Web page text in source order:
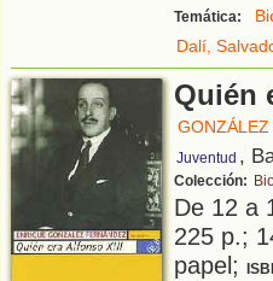
Temática:
Dalí,
Quién
Juventud ,
Colección:
De 12 a
225 p.;
papel;